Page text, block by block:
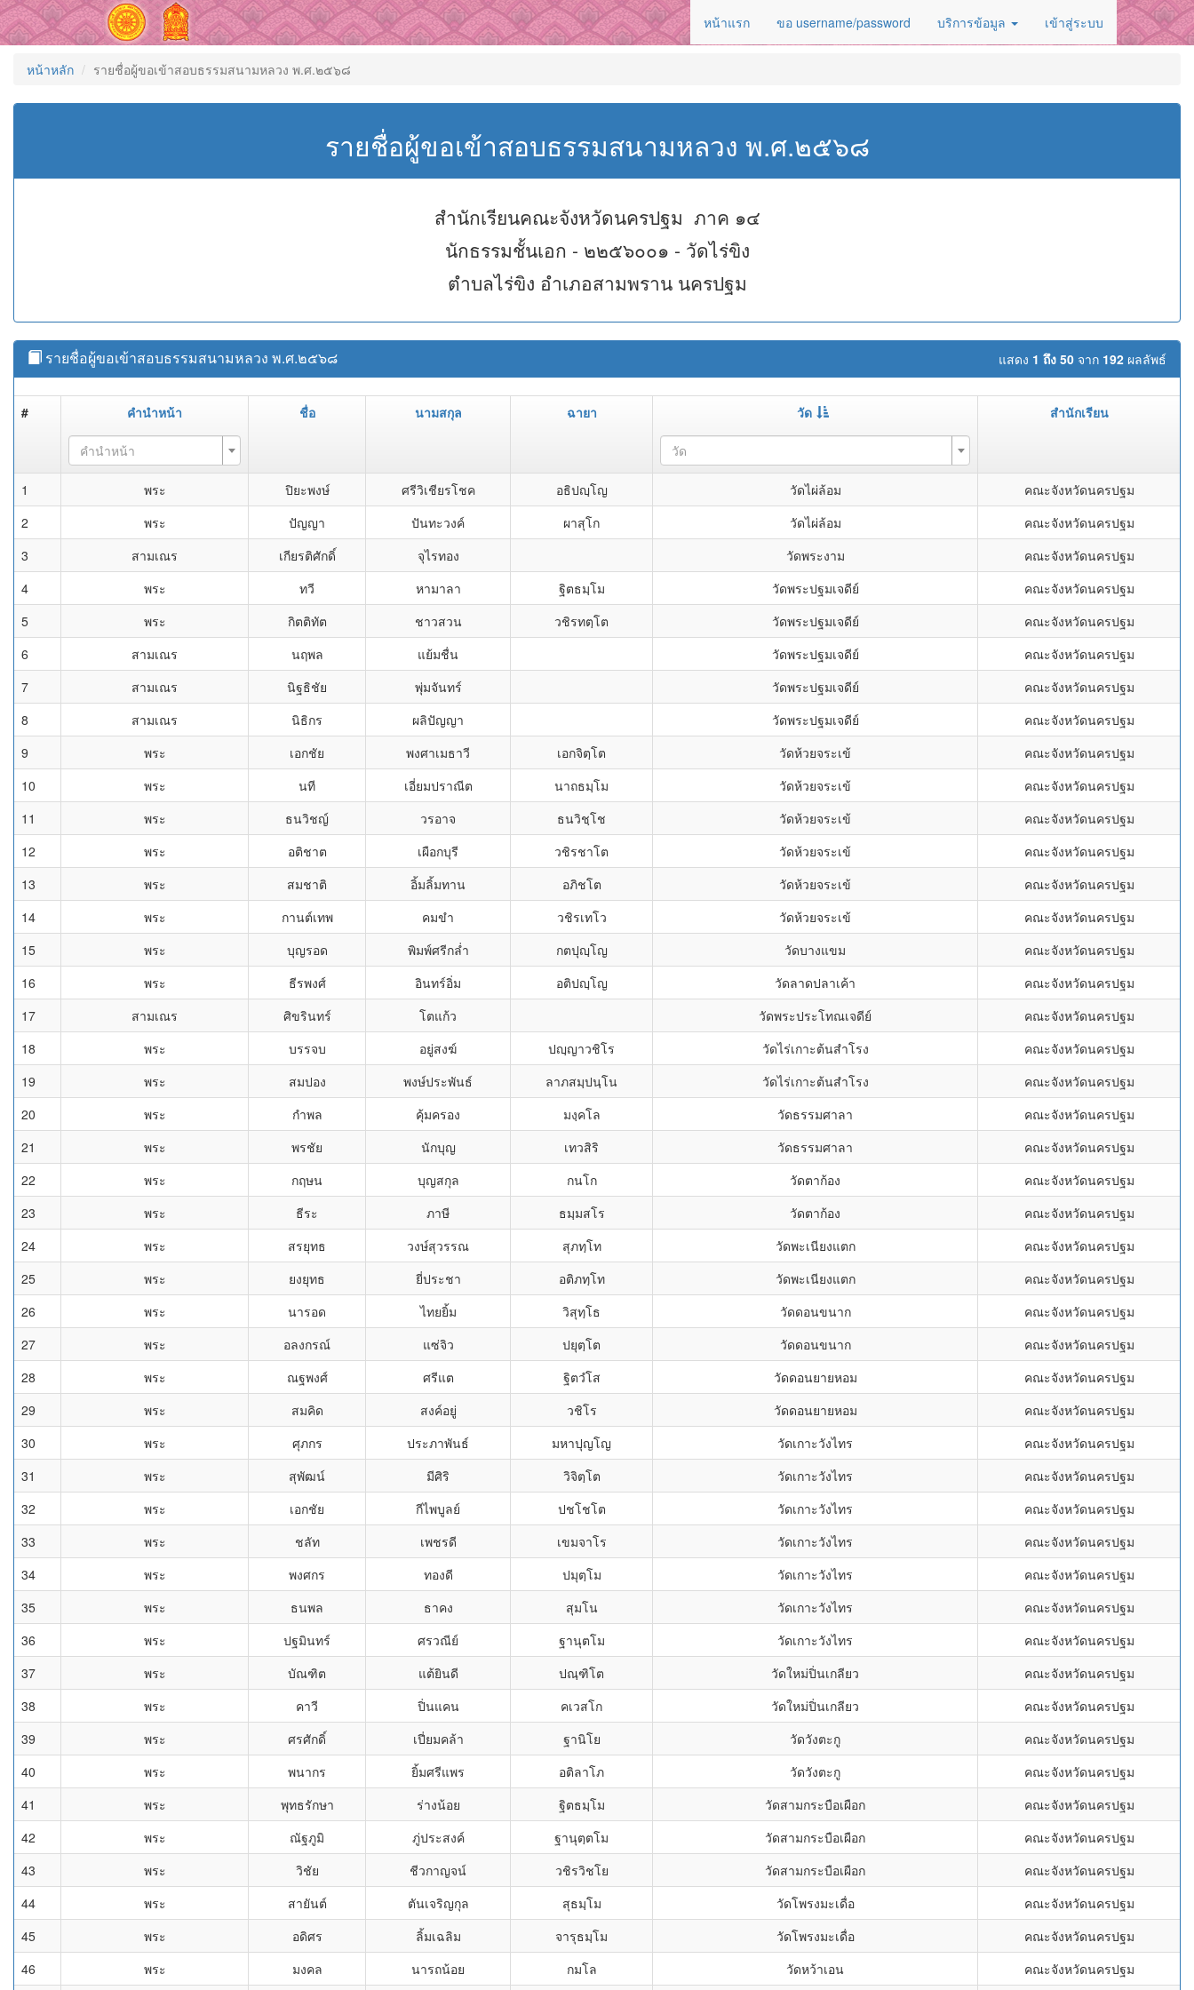
หน้าแรก ขอ username/password บริการข้อมูล เข้าสู่ระบบ
หน้าหลัก รายชื่อผู้ขอเข้าสอบธรรมสนามหลวง พ.ศ.๒๕๖๘
รายชื่อผู้ขอเข้าสอบธรรมสนามหลวง พ.ศ.๒๕๖๘
สำนักเรียนคณะจังหวัดนครปฐม ภาค ๑๔
นักธรรมชั้นเอก - ๒๒๕๖๐๐๑ - วัดไร่ขิง
ตำบลไร่ขิง อำเภอสามพราน นครปฐม
แสดง 1 ถึง 50 จาก 192 ผลลัพธ์
รายชื่อผู้ขอเข้าสอบธรรมสนามหลวง พ.ศ.๒๕๖๘
# คำนำหน้า ชื่อ นามสกุล ฉายา วัด สำนักเรียน
คำนำหน้า วัด
1 พระ ปิยะพงษ์ ศรีวิเชียรโชค อธิปญฺโญ วัดไผ่ล้อม
คณะจังหวัดนครปฐม
2
พระ ปัญญา ปันทะวงค์ ผาสุโก วัดไผ่ล้อม
คณะจังหวัดนครปฐม
3
สามเณร เกียรติศักดิ์ จุไรทอง วัดพระงาม
คณะจังหวัดนครปฐม
4
พระ ทวี หามาลา ฐิตธมฺโม วัดพระปฐมเจดีย์
คณะจังหวัดนครปฐม
5
พระ กิตติทัต ชาวสวน วชิรทตฺโต วัดพระปฐมเจดีย์
คณะจังหวัดนครปฐม
6
สามเณร นฤพล แย้มชื่น วัดพระปฐมเจดีย์
คณะจังหวัดนครปฐม
7
สามเณร นิฐธิชัย พุ่มจันทร์ วัดพระปฐมเจดีย์
คณะจังหวัดนครปฐม
8
สามเณร นิธิกร ผลิปัญญา วัดพระปฐมเจดีย์
คณะจังหวัดนครปฐม
9
พระ เอกชัย พงศาเมธาวี เอกจิตฺโต วัดห้วยจระเข้
คณะจังหวัดนครปฐม
10
พระ นที เอี่ยมปราณีต นาถธมฺโม วัดห้วยจระเข้
คณะจังหวัดนครปฐม
11
พระ ธนวิชญ์ วรอาจ ธนวิชฺโช วัดห้วยจระเข้
คณะจังหวัดนครปฐม
12
พระ อติชาต เผือกบุรี วชิรชาโต วัดห้วยจระเข้
คณะจังหวัดนครปฐม
13
พระ สมชาติ อิ้มลิ้มทาน อภิชโต วัดห้วยจระเข้
คณะจังหวัดนครปฐม
14
พระ กานต์เทพ คมขำ วชิรเทโว วัดห้วยจระเข้
คณะจังหวัดนครปฐม
15
พระ บุญรอด พิมพ์ศรีกล่ำ กตปุญฺโญ วัดบางแขม
คณะจังหวัดนครปฐม
16
พระ ธีรพงศ์ อินทร์อิ่ม อติปญฺโญ วัดลาดปลาเค้า
คณะจังหวัดนครปฐม
17
สามเณร ศิขรินทร์ โตแก้ว วัดพระประโทณเจดีย์
คณะจังหวัดนครปฐม
18
พระ บรรจบ อยู่สงฆ์ ปญฺญาวชิโร วัดไร่เกาะต้นสำโรง
คณะจังหวัดนครปฐม
19
พระ สมปอง พงษ์ประพันธ์ ลาภสมฺปนฺโน วัดไร่เกาะต้นสำโรง
คณะจังหวัดนครปฐม
20
พระ กำพล คุ้มครอง มงฺคโล วัดธรรมศาลา
คณะจังหวัดนครปฐม
21
พระ พรชัย นักบุญ เทวสิริ วัดธรรมศาลา
คณะจังหวัดนครปฐม
22
พระ กฤษน บุญสกุล กนโก วัดตาก้อง
คณะจังหวัดนครปฐม
23
พระ ธีระ ภาษี ธมฺมสโร วัดตาก้อง
คณะจังหวัดนครปฐม
24
พระ สรยุทธ วงษ์สุวรรณ สุภทฺโท วัดพะเนียงแตก
คณะจังหวัดนครปฐม
25
พระ ยงยุทธ ยี่ประชา อติภทฺโท วัดพะเนียงแตก
คณะจังหวัดนครปฐม
26
พระ นารอด ไทยยิ้ม วิสุทฺโธ วัดดอนขนาก
คณะจังหวัดนครปฐม
27
พระ อลงกรณ์ แซ่จิว ปยุตฺโต วัดดอนขนาก
คณะจังหวัดนครปฐม
28
พระ ณฐพงศ์ ศรีแต ฐิตวํโส วัดดอนยายหอม
คณะจังหวัดนครปฐม
29
พระ สมคิด สงค์อยู่ วชิโร วัดดอนยายหอม
คณะจังหวัดนครปฐม
30
พระ ศุภกร ประภาพันธ์ มหาปุญโญ วัดเกาะวังไทร
คณะจังหวัดนครปฐม
31
พระ สุพัฒน์ มีศิริ วิจิตฺโต วัดเกาะวังไทร
คณะจังหวัดนครปฐม
32
พระ เอกชัย กีไพบูลย์ ปชโชโต วัดเกาะวังไทร
คณะจังหวัดนครปฐม
33
พระ ชลัท เพชรดี เขมจาโร วัดเกาะวังไทร
คณะจังหวัดนครปฐม
34
พระ พงศกร ทองดี ปมุตฺโม วัดเกาะวังไทร
คณะจังหวัดนครปฐม
35
พระ ธนพล ธาคง สุมโน วัดเกาะวังไทร
คณะจังหวัดนครปฐม
36
พระ ปฐมินทร์ ศรวณีย์ ฐานุตโม วัดเกาะวังไทร
คณะจังหวัดนครปฐม
37
พระ บัณฑิต แต้ยินดี ปณฺฑิโต วัดใหม่ปิ่นเกลียว
คณะจังหวัดนครปฐม
38
พระ คาวี ปิ่นแคน คเวสโก วัดใหม่ปิ่นเกลียว
คณะจังหวัดนครปฐม
39
พระ ศรศักดิ์ เปี่ยมคล้า ฐานิโย วัดวังตะกู
คณะจังหวัดนครปฐม
40
พระ พนากร ยิ้มศรีแพร อติลาโภ วัดวังตะกู
คณะจังหวัดนครปฐม
41
พระ พุทธรักษา ร่างน้อย ฐิตธมฺโม วัดสามกระบือเผือก
คณะจังหวัดนครปฐม
42
พระ ณัฐภูมิ ภู่ประสงค์ ฐานุตฺตโม วัดสามกระบือเผือก
คณะจังหวัดนครปฐม
43
พระ วิชัย ชีวกาญจน์ วชิรวิชโย วัดสามกระบือเผือก
คณะจังหวัดนครปฐม
44
พระ สายันต์ ตันเจริญกุล สุธมฺโม วัดโพรงมะเดื่อ
คณะจังหวัดนครปฐม
45
พระ อดิศร ลิ้มเฉลิม จารุธมฺโม วัดโพรงมะเดื่อ
คณะจังหวัดนครปฐม
46
พระ มงคล นารถน้อย กมโล วัดหว้าเอน คณะจังหวัดนครปฐม